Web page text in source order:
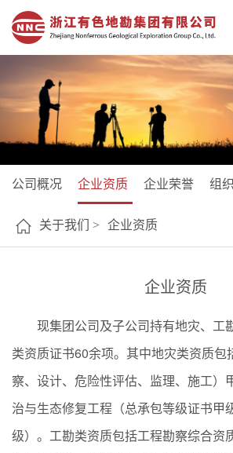
公司概况 企业资质 企业荣誉 组
关于我们 > 企业资质
企业资质
现集团公司及子公司持有地灾、工
类资质证书60余项。其中地灾类资质包
察、设计、危险性评估、监理、施工）
治与生态修复工程（总承包等级证书甲
级）。工勘类资质包括工程勘察综合资